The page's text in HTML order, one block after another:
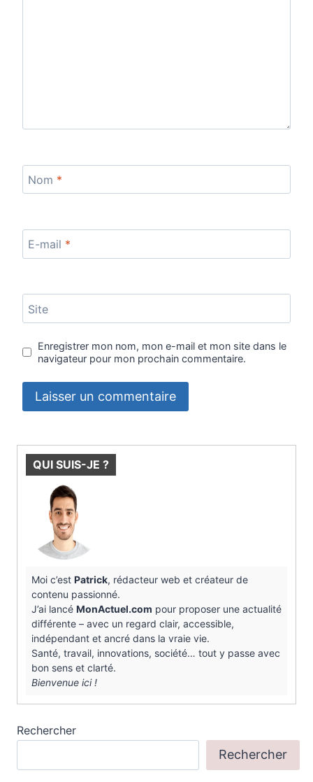
Nom *
E-mail *
Site
Enregistrer mon nom, mon e-mail et mon site dans le
navigateur pour mon prochain commentaire.
QUI SUIS-JE ?
Moi c’est Patrick, rédacteur web et créateur de
contenu passionné.
J’ai lancé MonActuel.com pour proposer une actualité
différente – avec un regard clair, accessible,
indépendant et ancré dans la vraie vie.
Santé, travail, innovations, société… tout y passe avec
bon sens et clarté.
Bienvenue ici !
Rechercher
Rechercher